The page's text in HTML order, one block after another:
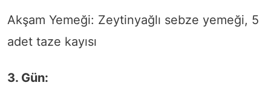
Akşam Yemeği: Zeytinyağlı sebze yemeği, 5
adet taze kayısı
3. Gün: